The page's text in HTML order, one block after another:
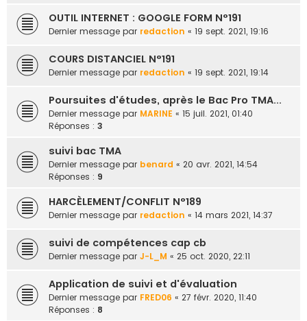
OUTIL INTERNET : GOOGLE FORM N°191
Dernier message par redaction « 19 sept. 2021, 19:16
COURS DISTANCIEL N°191
Dernier message par redaction « 19 sept. 2021, 19:14
Poursuites d'études, après le Bac Pro TMA...
Dernier message par MARINE « 15 juil. 2021, 01:40
Réponses : 3
suivi bac TMA
Dernier message par benard « 20 avr. 2021, 14:54
Réponses : 9
HARCÈLEMENT/CONFLIT N°189
Dernier message par redaction « 14 mars 2021, 14:37
suivi de compétences cap cb
Dernier message par J-L_M « 25 oct. 2020, 22:11
Application de suivi et d'évaluation
Dernier message par FRED06 « 27 févr. 2020, 11:40
Réponses : 8